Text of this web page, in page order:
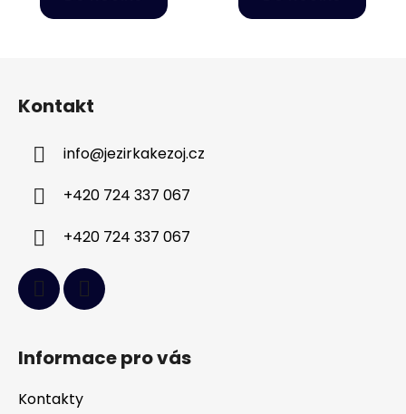
Kontakt
info@jezirkakezoj.cz
+420 724 337 067
+420 724 337 067
Informace pro vás
Kontakty